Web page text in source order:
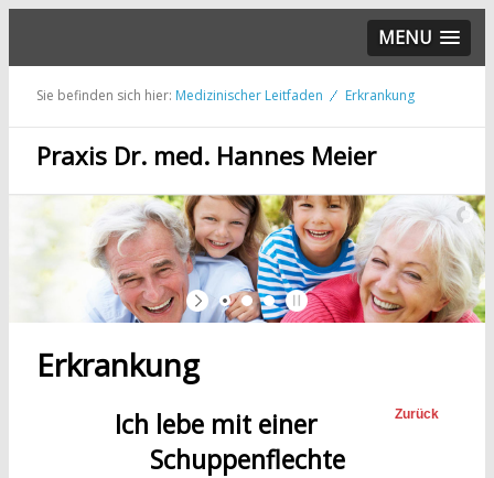
MENU
Sie befinden sich hier: Medizinischer Leitfaden Erkrankung
Praxis Dr. med. Hannes Meier
Erkrankung
Zurück
Ich lebe mit einer
Schuppenflechte